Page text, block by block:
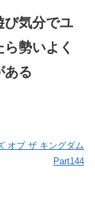
び気分でユ
勢いよく
ある
オブ ザ キングダム
Part144